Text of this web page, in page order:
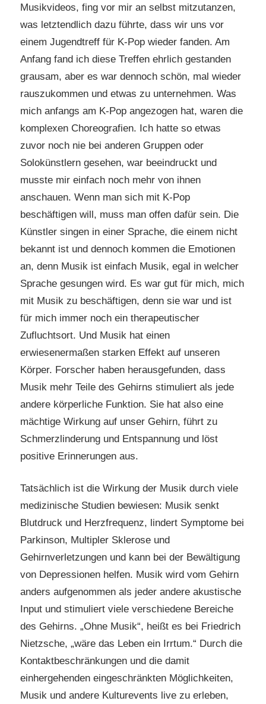
Musikvideos, fing vor mir an selbst mitzutanzen,
was letztendlich dazu führte, dass wir uns vor
einem Jugendtreff für K-Pop wieder fanden. Am
Anfang fand ich diese Treffen ehrlich gestanden
grausam, aber es war dennoch schön, mal wieder
rauszukommen und etwas zu unternehmen. Was
mich anfangs am K-Pop angezogen hat, waren die
komplexen Choreografien. Ich hatte so etwas
zuvor noch nie bei anderen Gruppen oder
Solokünstlern gesehen, war beeindruckt und
musste mir einfach noch mehr von ihnen
anschauen. Wenn man sich mit K-Pop
beschäftigen will, muss man offen dafür sein. Die
Künstler singen in einer Sprache, die einem nicht
bekannt ist und dennoch kommen die Emotionen
an, denn Musik ist einfach Musik, egal in welcher
Sprache gesungen wird. Es war gut für mich, mich
mit Musik zu beschäftigen, denn sie war und ist
für mich immer noch ein therapeutischer
Zufluchtsort. Und Musik hat einen
erwiesenermaßen starken Effekt auf unseren
Körper. Forscher haben herausgefunden, dass
Musik mehr Teile des Gehirns stimuliert als jede
andere körperliche Funktion. Sie hat also eine
mächtige Wirkung auf unser Gehirn, führt zu
Schmerzlinderung und Entspannung und löst
positive Erinnerungen aus.
Tatsächlich ist die Wirkung der Musik durch viele
medizinische Studien bewiesen: Musik senkt
Blutdruck und Herzfrequenz, lindert Symptome bei
Parkinson, Multipler Sklerose und
Gehirnverletzungen und kann bei der Bewältigung
von Depressionen helfen. Musik wird vom Gehirn
anders aufgenommen als jeder andere akustische
Input und stimuliert viele verschiedene Bereiche
des Gehirns. „Ohne Musik“, heißt es bei Friedrich
Nietzsche, „wäre das Leben ein Irrtum.“ Durch die
Kontaktbeschränkungen und die damit
einhergehenden eingeschränkten Möglichkeiten,
Musik und andere Kulturevents live zu erleben,